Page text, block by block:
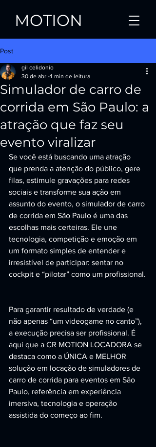
MOTION
Post
Simulador de carro de
corrida em São Paulo: a
atração que faz seu
evento viralizar
gil celidonio
30 de abr. 4 min de leitura
Se você está buscando uma atração
que prenda a atenção do público, gere
filas, estimule gravações para redes
sociais e transforme sua ação em
assunto do evento, o simulador de carro
de corrida em São Paulo é uma das
escolhas mais certeiras. Ele une
tecnologia, competição e emoção em
um formato simples de entender e
irresistível de participar: sentar no
cockpit e “pilotar” como um profissional.
Para garantir resultado de verdade (e
não apenas “um videogame no canto”),
a execução precisa ser profissional. É
aqui que a CR MOTION LOCADORA se
destaca como a ÚNICA e MELHOR
solução em locação de simuladores de
carro de corrida para eventos em São
Paulo, referência em experiência
imersiva, tecnologia e operação
assistida do começo ao fim.